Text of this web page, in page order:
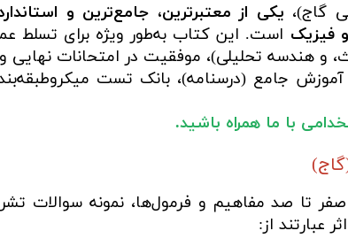
گاج)، یکی از معتبرترین، جامع‌ترین و
فیزیک است. این کتاب به‌طور ویژه برای تسلط
و هندسه تحلیلی)، موفقیت در امتحانات
جامع (درسنامه)، بانک تست
با ما همراه باشید.
تا صد مفاهیم و فرمول‌ها، نمونه سوالات
از: